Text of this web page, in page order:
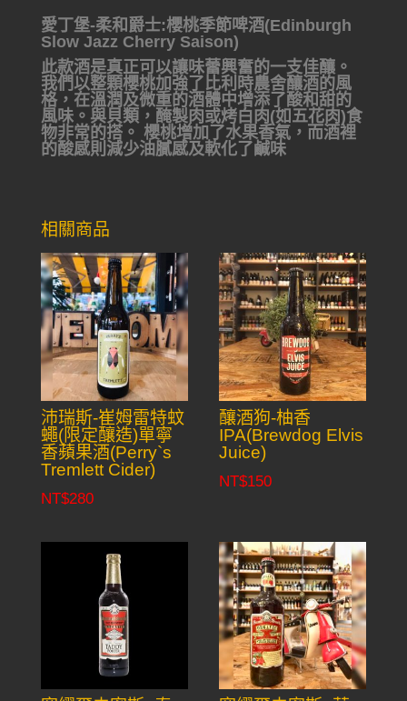
愛丁堡-柔和爵士:櫻桃季節啤酒(Edinburgh
Slow Jazz Cherry Saison)
此款酒是真正可以讓味蕾興奮的一支佳釀。
我們以整顆櫻桃加強了比利時農舍釀酒的風
格，在溫潤及微重的酒體中增添了酸和甜的
風味。 與貝類，醃製肉或烤白肉(如五花肉)食
物非常的搭。 櫻桃增加了水果香氣，而酒裡
的酸感則減少油膩感及軟化了鹹味
相關商品
沛瑞斯-崔姆雷特蚊
蠅(限定釀造)單寧
香蘋果酒(Perry`s
Tremlett Cider)
NT$280
釀酒狗-柚香
IPA(Brewdog Elvis
Juice)
NT$150